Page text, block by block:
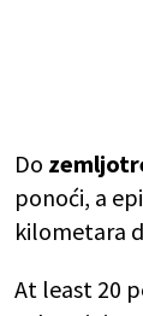
Do
ponoći, a
kilometara
At least 20